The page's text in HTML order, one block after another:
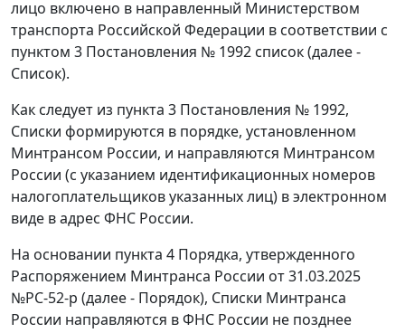
лицо включено в направленный Министерством
транспорта Российской Федерации в соответствии с
пунктом 3 Постановления № 1992 список (далее -
Список).
Как следует из пункта 3 Постановления № 1992,
Списки формируются в порядке, установленном
Минтрансом России, и направляются Минтрансом
России (с указанием идентификационных номеров
налогоплательщиков указанных лиц) в электронном
виде в адрес ФНС России.
На основании пункта 4 Порядка, утвержденного
Распоряжением Минтранса России от 31.03.2025
№РС-52-р (далее - Порядок), Списки Минтранса
России направляются в ФНС России не позднее